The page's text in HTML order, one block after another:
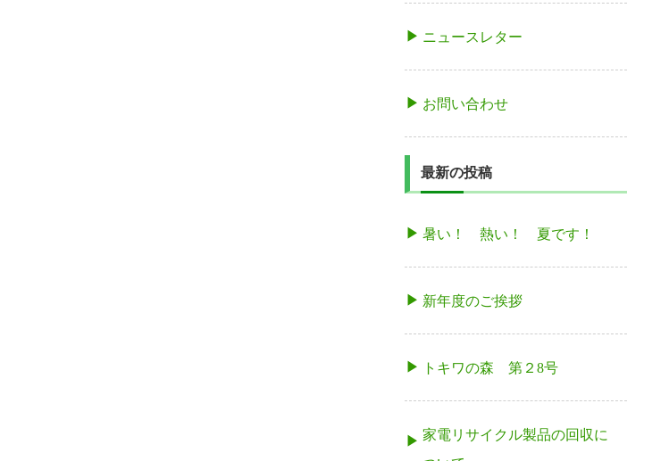
ニュースレター
お問い合わせ
最新の投稿
暑い！ 熱い！ 夏です！
新年度のご挨拶
トキワの森 第２8号
家電リサイクル製品の回収に